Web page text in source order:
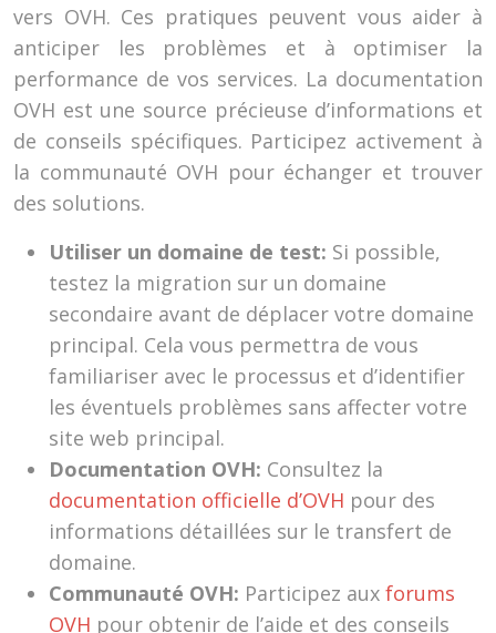
vers OVH. Ces pratiques peuvent vous aider à
anticiper les problèmes et à optimiser la
performance de vos services. La documentation
OVH est une source précieuse d’informations et
de conseils spécifiques. Participez activement à
la communauté OVH pour échanger et trouver
des solutions.
Utiliser un domaine de test: Si possible,
testez la migration sur un domaine
secondaire avant de déplacer votre domaine
principal. Cela vous permettra de vous
familiariser avec le processus et d’identifier
les éventuels problèmes sans affecter votre
site web principal.
Documentation OVH: Consultez la
documentation officielle d’OVH pour des
informations détaillées sur le transfert de
domaine.
Communauté OVH: Participez aux forums
OVH pour obtenir de l’aide et des conseils